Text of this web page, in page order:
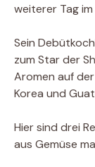
weiterer Tag
Sein
zum Star der
Aromen auf
Korea und
Hier sind drei
aus Gemüse